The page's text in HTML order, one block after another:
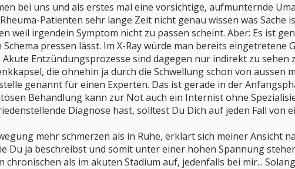
bei uns und als erstes mal eine vorsichtige, aufmunternde
Patienten sehr lange Zeit nicht genau wissen was
weil irgendein Symptom nicht zu passen scheint. Aber: Es ist
pressen lässt. Im X-Ray würde man bereits
Entzündungsprozesse sind dagegen nur indirekt zu sehen
die ohnehin ja durch die Schwellung schon von aussen
genannt für einen Experten. Das ist gerade in der
Behandlung kann zur Not auch ein Internist ohne
Diagnose hast, solltest Du Dich auf jeden Fall von
mehr schmerzen als in Ruhe, erklärt sich meiner Ansicht
Du ja beschreibst und somit unter einer hohen Spannung
chronischen als im akuten Stadium auf, jedenfalls bei mir...